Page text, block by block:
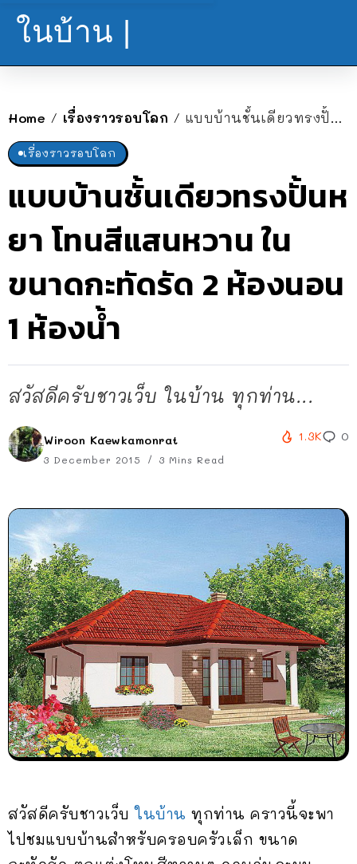
ในบ้าน |
Home / เรื่องราวรอบโลก / แบบบ้านชั้นเดียวทรงปั้นหยา โทนสีแสนหวาน ในขนาดกะทัดรัด 2 ห้องนอน 1 ห้องน้ำ
เรื่องราวรอบโลก
แบบบ้านชั้นเดียวทรงปั้นห
ยา โทนสีแสนหวาน ใน
ขนาดกะทัดรัด 2 ห้องนอน
1 ห้องน้ำ
สวัสดีครับชาวเว็บ ในบ้าน ทุกท่าน...
Wiroon Kaewkamonrat
3 December 2015 3 Mins Read
1.3K 0
สวัสดีครับชาวเว็บในบ้าน ทุกท่าน คราวนี้จะพา
ไปชมแบบบ้านสำหรับครอบครัวเล็ก ขนาด